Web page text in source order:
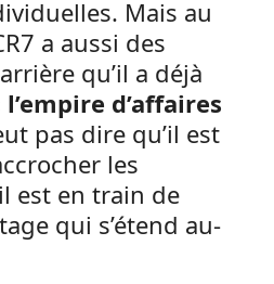
Mais au
a aussi des
qu’il a déjà
l’empire d’affaires
pas dire qu’il est
les
est en train de
qui s’étend au-